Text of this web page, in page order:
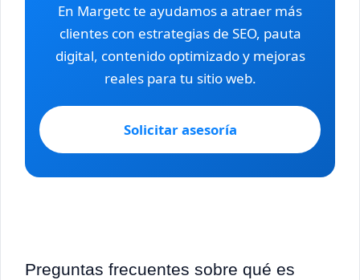
En Margetc te ayudamos a atraer más
clientes con estrategias de SEO, pauta
digital, contenido optimizado y mejoras
reales para tu sitio web.
Solicitar asesoría
Preguntas frecuentes sobre qué es